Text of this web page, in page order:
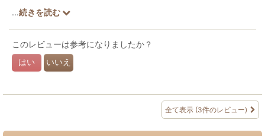
嫌いな柄や好きなテイストなど書いていただけましたら
可能な限り、お好みのものをセレクトさせていただきます♪
...続きを読む
このレビューは参考になりましたか？
はい いいえ
全て表示 (3件のレビュー)